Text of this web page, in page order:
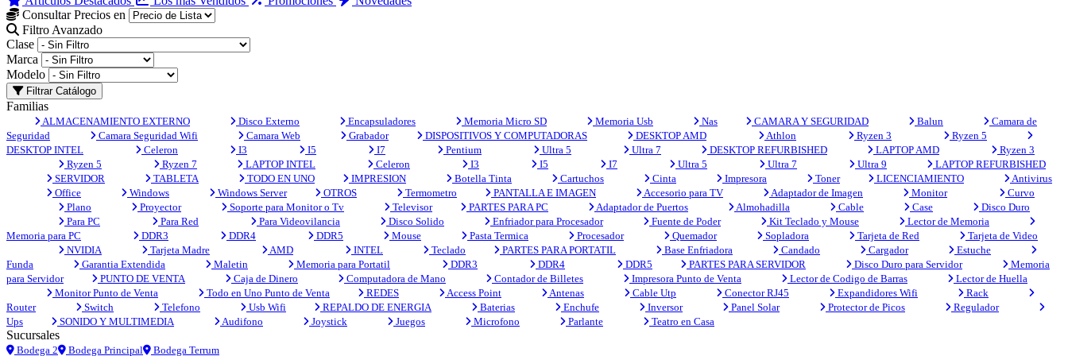
Consultar Precios en
Filtro Avanzado
Clase
Marca
Modelo
Filtrar Catálogo
Familias
ALMACENAMIENTO EXTERNO Disco Externo Encapsuladores Memoria Micro SD Memoria Usb Nas CAMARA Y SEGURIDAD Balun
Camara de
Seguridad
Camara Seguridad Wifi Camara Web Grabador DISPOSITIVOS Y COMPUTADORAS DESKTOP AMD Athlon Ryzen 3
Ryzen 5
DESKTOP INTEL
Celeron I3 I5 I7 Pentium Ultra 5 Ultra 7 DESKTOP REFURBISHED LAPTOP AMD
Ryzen 3
Ryzen 5
Ryzen 7 LAPTOP INTEL Celeron I3 I5 I7 Ultra 5 Ultra 7 Ultra 9
LAPTOP REFURBISHED
SERVIDOR
TABLETA TODO EN UNO IMPRESION Botella Tinta Cartuchos Cinta Impresora Toner LICENCIAMIENTO
Antivirus
Office
Windows Windows Server OTROS Termometro PANTALLA E IMAGEN Accesorio para TV Adaptador de Imagen Monitor
Curvo
Plano
Proyector Soporte para Monitor o Tv Televisor PARTES PARA PC Adaptador de Puertos Almohadilla Cable Case
Disco Duro
Para PC
Para Red Para Videovilancia Disco Solido Enfriador para Procesador Fuente de Poder Kit Teclado y Mouse
Lector de Memoria
Memoria para PC
DDR3 DDR4 DDR5 Mouse Pasta Termica Procesador Quemador Sopladora Tarjeta de Red
Tarjeta de Video
NVIDIA
Tarjeta Madre AMD INTEL Teclado PARTES PARA PORTATIL Base Enfriadora Candado Cargador
Estuche
Funda
Garantia Extendida Maletin Memoria para Portatil DDR3 DDR4 DDR5 PARTES PARA SERVIDOR Disco Duro para Servidor
Memoria
para Servidor
PUNTO DE VENTA Caja de Dinero Computadora de Mano Contador de Billetes Impresora Punto de Venta Lector de Codigo de Barras
Lector de Huella
Monitor Punto de Venta
Todo en Uno Punto de Venta REDES Access Point Antenas Cable Utp Conector RJ45 Expandidores Wifi
Rack
Router
Switch Telefono Usb Wifi REPALDO DE ENERGIA Baterias Enchufe Inversor Panel Solar Protector de Picos
Regulador
Ups
SONIDO Y MULTIMEDIA Audifono Joystick Juegos Microfono Parlante Teatro en Casa
Sucursales
Bodega 2 Bodega Principal Bodega Terrum